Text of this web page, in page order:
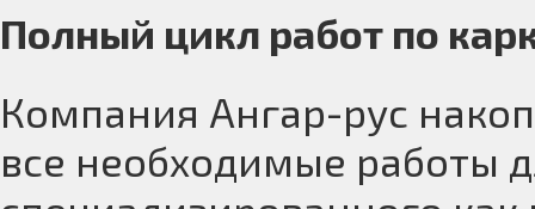
Полный цикл работ по
Компания Ангар-рус
все необходимые работы